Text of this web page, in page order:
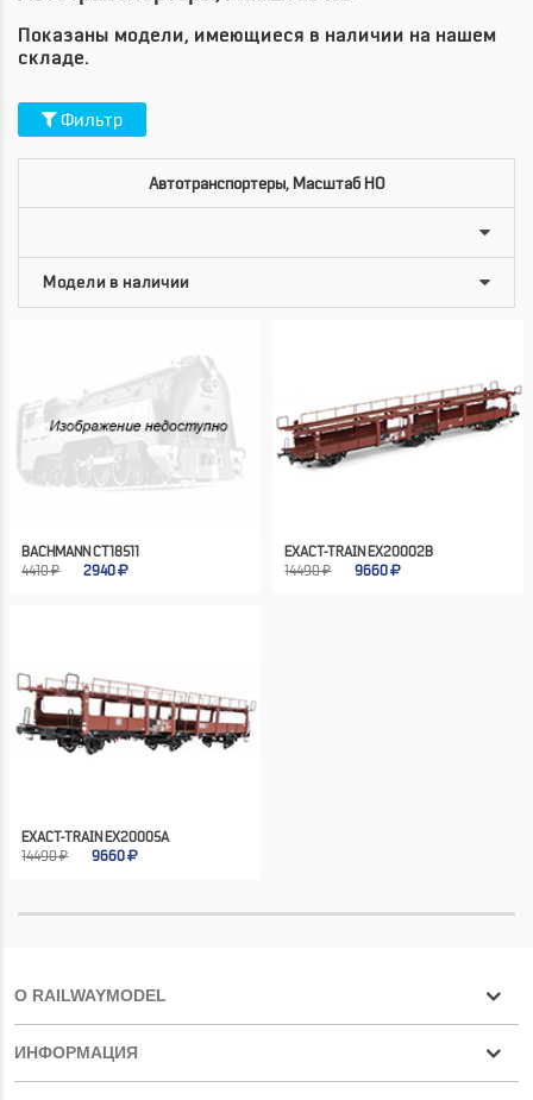
Показаны модели, имеющиеся в наличии на нашем
складе.
Фильтр
Автотранспортеры, Масштаб HO
BACHMANN CT18511
4410 ₽
2940
EXACT-TRAIN EX20002B
14490 ₽
9660
EXACT-TRAIN EX20005A
14490 ₽
9660
О RAILWAYMODEL
ИНФОРМАЦИЯ